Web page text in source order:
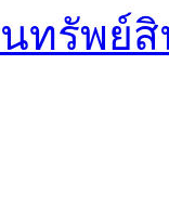
ทรัพย์